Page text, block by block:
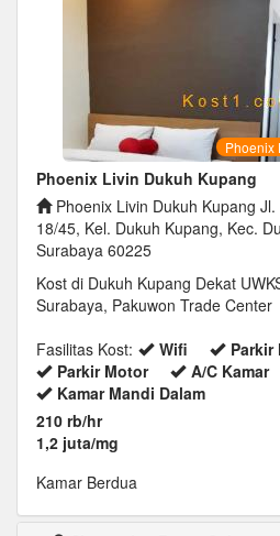
Phoenix
Phoenix Livin Dukuh Kupang
Phoenix Livin Dukuh Kupang Jl.
18/45, Kel. Dukuh Kupang, Kec.
Surabaya 60225
Kost di Dukuh Kupang Dekat
Surabaya, Pakuwon Trade Center
Fasilitas Kost:
Wifi
Parkir
Parkir Motor
A/C Kamar
Kamar Mandi Dalam
210 rb/hr
1,2 juta/mg
Kamar Berdua